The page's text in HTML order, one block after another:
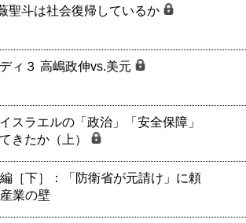
斗は社会復帰しているか
ィ３ 高嶋政伸vs.美元
スラエルの「政治」「安全保障」
きたか（上）
［下］：「防衛省が元請け」に頼
業の壁